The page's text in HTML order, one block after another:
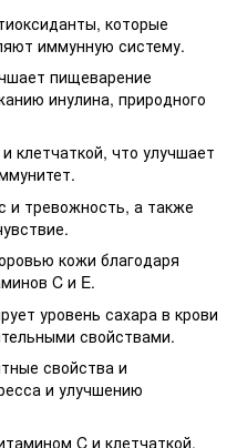
которые
иммунную систему.
пищеварение
инулина, природного
клетчаткой, что улучшает
и тревожность, а также
кожи благодаря
C и E.
уровень сахара в крови
свойствами.
свойства и
и улучшению
C и клетчаткой,